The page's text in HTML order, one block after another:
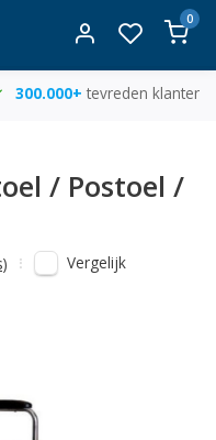
0
300.000+ tevreden klanten
/ Postoel /
Vergelijk